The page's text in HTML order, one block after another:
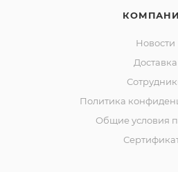
Новости
Доставка
Политика
Общие условия